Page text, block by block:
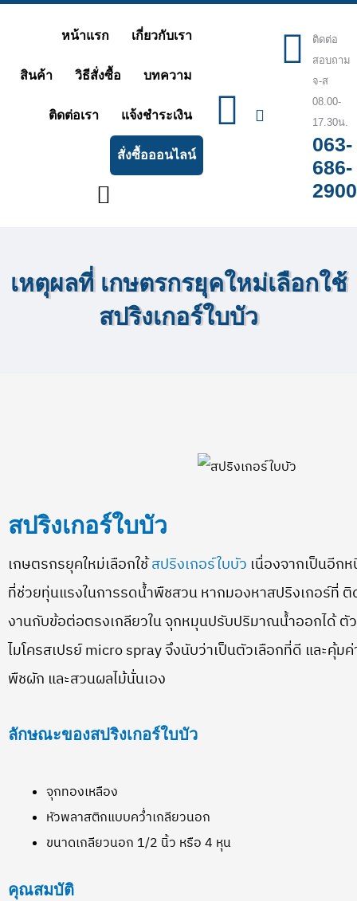
content
หน้าแรก เกี่ยวกับเรา
สินค้า วิธีสั่งซื้อ บทความ
ติดต่อเรา แจ้งชำระเงิน
สั่งซื้อออนไลน์
ติดต่อ
สอบถาม
จ-ส
08.00-
17.30น.
063-
686-
2900
เหตุผลที่ เกษตรกรยุคใหม่เลือกใช้
สปริงเกอร์ใบบัว
สปริงเกอร์ใบบัว
เกษตรกรยุคใหม่เลือกใช้สปริงเกอร์ใบบัว เนื่องจากเป็นอีก
ที่ช่วยทุ่นแรงในการรดน้ำพืชสวน หากมองหาสปริงเกอร์ที่
งานกับข้อต่อตรงเกลียวใน จุกหมุนปรับปริมาณน้ำออกได้ ตั
ไมโครสเปรย์ micro spray จึงนับว่าเป็นตัวเลือกที่ดี และคุ้ม
พืชผัก และสวนผลไม้นั่นเอง
ลักษณะของสปริงเกอร์ใบบัว
จุกทองเหลือง
หัวพลาสติกแบบคว่ำเกลียวนอก
ขนาดเกลียวนอก 1/2 นิ้ว หรือ 4 หุน
คุณสมบัติ